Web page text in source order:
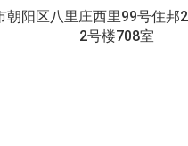
朝阳区八里庄西里99号住邦
2号楼708室